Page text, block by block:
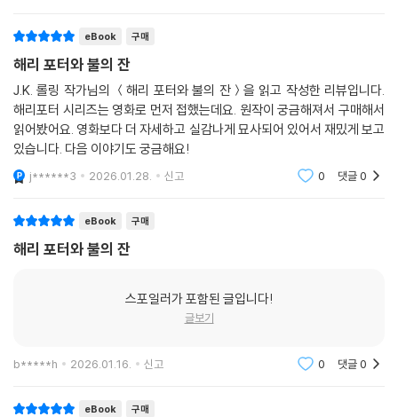
[해리포터 시리즈]의 줄거리
1탄 『해리포터와 마법사의 돌』
어둠의 마왕 볼드모트에게 부모를 잃고 홀로 살아남은 아이, 해리는 안전
을 위해 마법사가 아닌 사람인 ‘머글’ 페투니아 이모와 버논 이모부 손에 길
러지며 불우한 어린 시절을 보낸다. 열한 번째 생일날, 해그리드를 통해 자
신이 마법사라는 사실을 알게 된 해리는 호그와트 마법학교에 입학해 헤르
을 찾는 엄청난 모험을 시작하게 된다.
2탄 『해리포터와 비밀의 방』
이 나타나 학교로 돌아가지 말라고 경고한다. 그 말을 무시하고 호그와트
로 돌아간 해리는 머글 출신 아이들을 대상으로 한 의문의 습격 사건에 연
이 돌고, 해리는 뱀의 말을 할 줄 안다는 이유로 습격사건의 범인으로 모함
납치당해 사라지자, 해리와 론은 직접 비밀의 방을 찾아 지니를 구해오기
eBook 구매
해리 포터와 불의 잔
J.K. 롤링 작가님의 ＜해리 포터와 불의 잔＞을 읽고 작성한 리뷰입니다.
해리포터 시리즈는 영화로 먼저 접했는데요. 원작이 궁금해져서 구매해서
읽어봤어요. 영화보다 더 자세하고 실감나게 묘사되어 있어서 재밌게 보고
있습니다. 다음 이야기도 궁금해요!
j******3 2026.01.28. 신고 0 댓글0
eBook 구매
해리 포터와 불의 잔
스포일러가 포함된 글입니다!
글보기
b*****h 2026.01.16. 신고 0 댓글0
eBook 구매